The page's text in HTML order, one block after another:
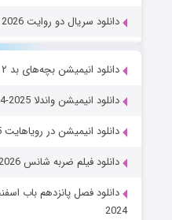
دانلود سریال دو روایت His & Hers 2026
دانلود انیمیشن بچه‌های بد ۲ The Bad Guys 2 (2025)
دانلود انیمیشن واندلا WondLa 2024-2025
دانلود انیمیشن در رویاهایت In Your Dreams 2025
دانلود فیلم ضربه شانس Lucky Strike 2026
2024